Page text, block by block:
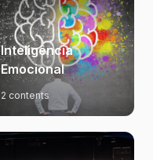
Inteligência
Emocional
2 contents